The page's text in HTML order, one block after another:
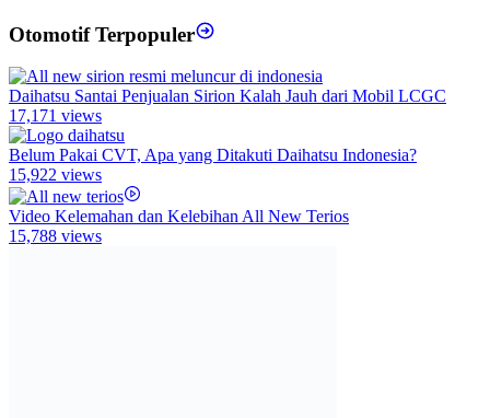
Otomotif Terpopuler
Daihatsu Santai Penjualan Sirion Kalah Jauh dari Mobil LCGC
17,171 views
Belum Pakai CVT, Apa yang Ditakuti Daihatsu Indonesia?
15,922 views
Video Kelemahan dan Kelebihan All New Terios
15,788 views